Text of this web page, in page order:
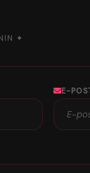
✦
E-